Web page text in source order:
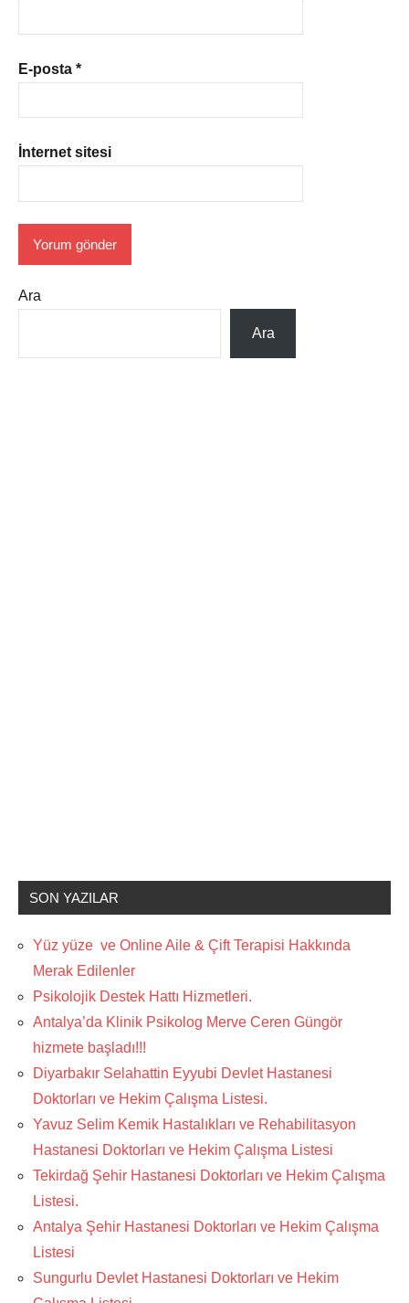
E-posta *
İnternet sitesi
Ara
Ara
SON YAZILAR
Yüz yüze ve Online Aile & Çift Terapisi Hakkında
Merak Edilenler
Psikolojik Destek Hattı Hizmetleri.
Antalya’da Klinik Psikolog Merve Ceren Güngör
hizmete başladı!!!
Diyarbakır Selahattin Eyyubi Devlet Hastanesi
Doktorları ve Hekim Çalışma Listesi.
Yavuz Selim Kemik Hastalıkları ve Rehabilitasyon
Hastanesi Doktorları ve Hekim Çalışma Listesi
Tekirdağ Şehir Hastanesi Doktorları ve Hekim Çalışma
Listesi.
Antalya Şehir Hastanesi Doktorları ve Hekim Çalışma
Listesi
Sungurlu Devlet Hastanesi Doktorları ve Hekim